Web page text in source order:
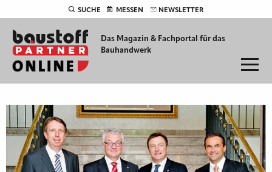
SUCHE MESSEN NEWSLETTER
Das Magazin & Fachportal für das
Bauhandwerk